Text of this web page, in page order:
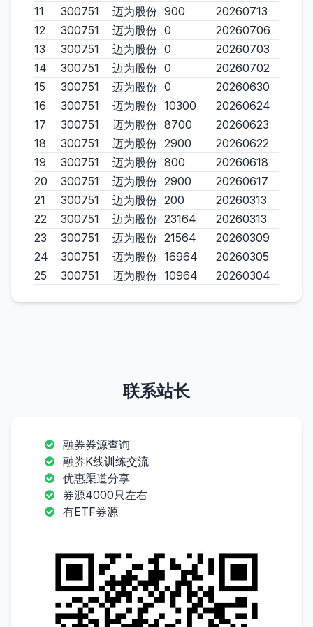
11
300751 迈为股份 900
20260713
12
300751 迈为股份 0
20260706
13
300751 迈为股份 0
20260703
14
300751 迈为股份 0
20260702
15
300751 迈为股份 0
20260630
16
300751 迈为股份 10300
20260624
17
300751 迈为股份 8700
20260623
18
300751 迈为股份 2900
20260622
19
300751 迈为股份 800
20260618
20
300751 迈为股份 2900
20260617
21
300751 迈为股份 200
20260313
22
300751 迈为股份 23164
20260313
23
300751 迈为股份 21564
20260309
24
300751 迈为股份 16964
20260305
25
300751 迈为股份 10964 20260304
联系站长
融券券源查询
融券K线训练交流
优惠渠道分享
券源4000只左右
有ETF券源